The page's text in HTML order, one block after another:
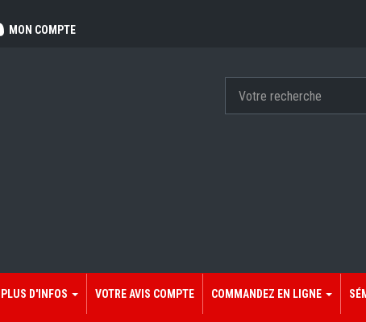
MON COMPTE
PLUS D'INFOS VOTRE AVIS COMPTE COMMANDEZ EN LIGNE